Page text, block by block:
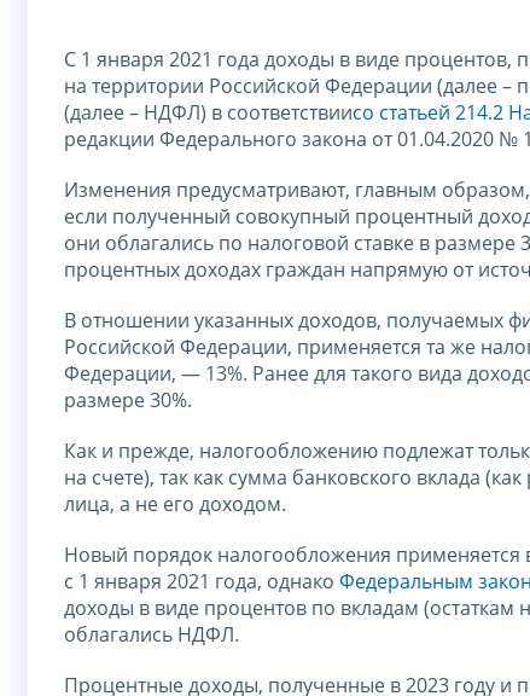
С 1 января 2021 года доходы в виде процентов,
на территории Российской Федерации (далее
(далее – НДФЛ) в соответствиисо статьей 214.2
редакции Федерального закона от 01.04.2020
Изменения предусматривают, главным
если полученный совокупный процентный
они облагались по налоговой ставке в
процентных доходах граждан напрямую от
В отношении указанных доходов, получаемых
Российской Федерации, применяется та же
Федерации, — 13%. Ранее для такого вида
размере 30%.
Как и прежде, налогообложению подлежат
на счете), так как сумма банковского вклада
лица, а не его доходом.
Новый порядок налогообложения
с 1 января 2021 года, однако Федеральным
доходы в виде процентов по вкладам (остаткам
облагались НДФЛ.
Процентные доходы, полученные в 2023 году и